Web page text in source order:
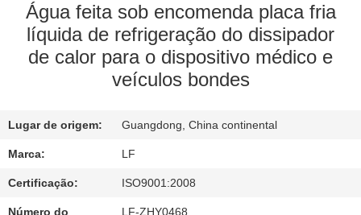
VISITA
CONTROLE
DE
QUALIDADE
Água feita sob encomenda placa fria
líquida de refrigeração do dissipador
de calor para o dispositivo médico e
veículos bondes
Lugar de origem: Guangdong, China continental
Marca: LF
Certificação: ISO9001:2008
Número do
LF-ZHY0468